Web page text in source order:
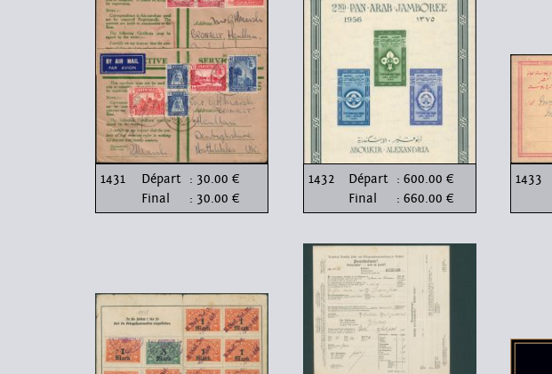
1431 Départ : 30.00 €
Final
: 30.00 €
1432 Départ : 600.00 €
Final
: 660.00 €
1433